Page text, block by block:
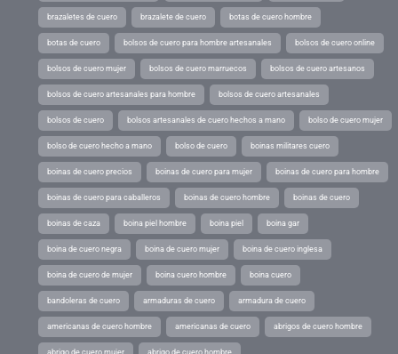
brazaletes de cuero brazalete de cuero botas de cuero hombre
botas de cuero bolsos de cuero para hombre artesanales bolsos de cuero online
bolsos de cuero mujer bolsos de cuero marruecos bolsos de cuero artesanos
bolsos de cuero artesanales para hombre bolsos de cuero artesanales
bolsos de cuero bolsos artesanales de cuero hechos a mano bolso de cuero mujer
bolso de cuero hecho a mano bolso de cuero boinas militares cuero
boinas de cuero precios boinas de cuero para mujer boinas de cuero para hombre
boinas de cuero para caballeros boinas de cuero hombre boinas de cuero
boinas de caza boina piel hombre boina piel boina gar
boina de cuero negra boina de cuero mujer boina de cuero inglesa
boina de cuero de mujer boina cuero hombre boina cuero
bandoleras de cuero armaduras de cuero armadura de cuero
americanas de cuero hombre americanas de cuero abrigos de cuero hombre